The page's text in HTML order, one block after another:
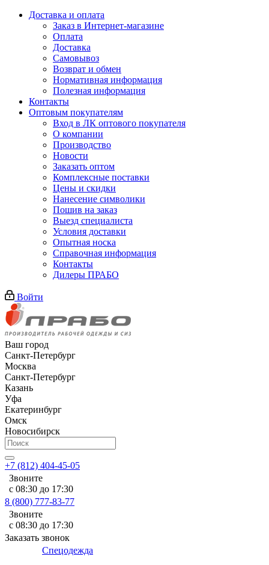
Доставка и оплата
Заказ в Интернет-магазине
Оплата
Доставка
Самовывоз
Возврат и обмен
Нормативная информация
Полезная информация
Контакты
Оптовым покупателям
Вход в ЛК оптового покупателя
О компании
Производство
Новости
Заказать оптом
Комплексные поставки
Цены и скидки
Нанесение символики
Пошив на заказ
Выезд специалиста
Условия доставки
Опытная носка
Справочная информация
Контакты
Дилеры ПРАБО
Войти
Ваш город
Санкт-Петербург
Москва
Санкт-Петербург
Казань
Уфа
Екатеринбург
Омск
Новосибирск
+7 (812) 404-45-05
Звоните
с 08:30 до 17:30
8 (800) 777-83-77
Звоните
с 08:30 до 17:30
Заказать звонок
Спецодежда